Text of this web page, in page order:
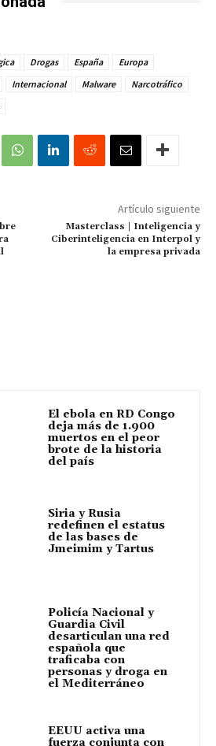
Drogas España
Europa
Internacional Malware
Narcotráfico
Artículo siguiente
Masterclass | Inteligencia y
Ciberinteligencia en Interpol y
la empresa privada
El ebola en RD Congo
deja más de 1.900
muertos en el peor
brote de la historia
del país
Siria y Rusia
redefinen el estatus
de las bases de
Jmeimim y Tartus
Policía Nacional y
Guardia Civil
desarticulan una red
española que
traficaba con
personas y droga en
el Mediterráneo
EEUU activa una
fuerza conjunta con